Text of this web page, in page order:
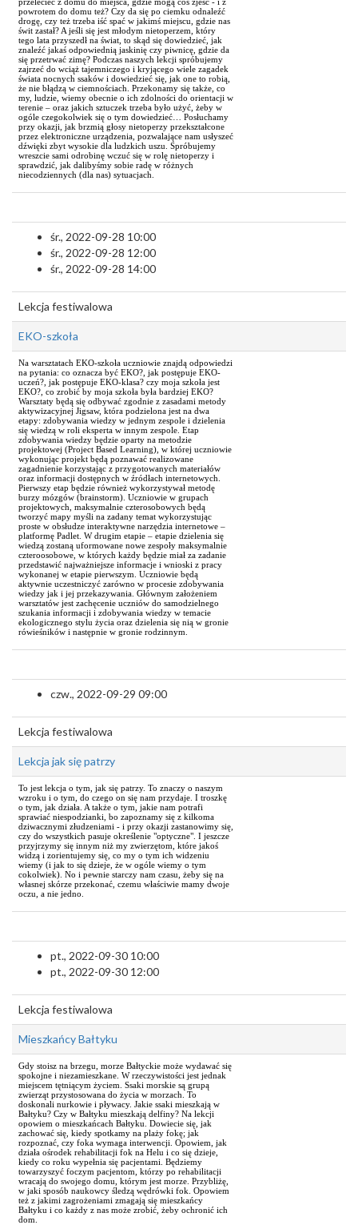
powrotem do domu też? Czy da się po ciemku odnaleźć
drogę, czy też trzeba iść spać w jakimś miejscu, gdzie nas
świt zastał? A jeśli się jest młodym nietoperzem, który
tego lata przyszedł na świat, to skąd się dowiedzieć, jak
znaleźć jakaś odpowiednią jaskinię czy piwnicę, gdzie da
się przetrwać zimę? Podczas naszych lekcji spróbujemy
zajrzeć do wciąż tajemniczego i kryjącego wiele zagadek
świata nocnych ssaków i dowiedzieć się, jak one to robią,
że nie błądzą w ciemnościach. Przekonamy się także, co
my, ludzie, wiemy obecnie o ich zdolności do orientacji w
terenie – oraz jakich sztuczek trzeba było użyć, żeby w
ogóle czegokolwiek się o tym dowiedzieć… Posłuchamy
przy okazji, jak brzmią głosy nietoperzy przekształcone
przez elektroniczne urządzenia, pozwalające nam usłyszeć
dźwięki zbyt wysokie dla ludzkich uszu. Spróbujemy
wreszcie sami odrobinę wczuć się w rolę nietoperzy i
sprawdzić, jak dalibyśmy sobie radę w różnych
niecodziennych (dla nas) sytuacjach.
śr., 2022-09-28 10:00
śr., 2022-09-28 12:00
śr., 2022-09-28 14:00
Lekcja festiwalowa
EKO-szkoła
Na warsztatach EKO-szkoła uczniowie znajdą odpowiedzi
na pytania: co oznacza być EKO?, jak postępuje EKO-
uczeń?, jak postępuje EKO-klasa? czy moja szkoła jest
EKO?, co zrobić by moja szkoła była bardziej EKO?
Warsztaty będą się odbywać zgodnie z zasadami metody
aktywizacyjnej Jigsaw, która podzielona jest na dwa
etapy: zdobywania wiedzy w jednym zespole i dzielenia
się wiedzą w roli eksperta w innym zespole. Etap
zdobywania wiedzy będzie oparty na metodzie
projektowej (Project Based Learning), w której uczniowie
wykonując projekt będą poznawać realizowane
zagadnienie korzystając z przygotowanych materiałów
oraz informacji dostępnych w źródłach internetowych.
Pierwszy etap będzie również wykorzystywał metodę
burzy mózgów (brainstorm). Uczniowie w grupach
projektowych, maksymalnie czterosobowych będą
tworzyć mapy myśli na zadany temat wykorzystując
proste w obsłudze interaktywne narzędzia internetowe –
platformę Padlet. W drugim etapie – etapie dzielenia się
wiedzą zostaną uformowane nowe zespoły maksymalnie
czteroosobowe, w których każdy będzie miał za zadanie
przedstawić najważniejsze informacje i wnioski z pracy
wykonanej w etapie pierwszym. Uczniowie będą
aktywnie uczestniczyć zarówno w procesie zdobywania
wiedzy jak i jej przekazywania. Głównym założeniem
warsztatów jest zachęcenie uczniów do samodzielnego
szukania informacji i zdobywania wiedzy w temacie
ekologicznego stylu życia oraz dzielenia się nią w gronie
rówieśników i następnie w gronie rodzinnym.
czw., 2022-09-29 09:00
Lekcja festiwalowa
Lekcja jak się patrzy
To jest lekcja o tym, jak się patrzy. To znaczy o naszym
wzroku i o tym, do czego on się nam przydaje. I troszkę
o tym, jak działa. A także o tym, jakie nam potrafi
sprawiać niespodzianki, bo zapoznamy się z kilkoma
dziwacznymi złudzeniami - i przy okazji zastanowimy się,
czy do wszystkich pasuje określenie "optyczne". I jeszcze
przyjrzymy się innym niż my zwierzętom, które jakoś
widzą i zorientujemy się, co my o tym ich widzeniu
wiemy (i jak to się dzieje, że w ogóle wiemy o tym
cokolwiek). No i pewnie starczy nam czasu, żeby się na
własnej skórze przekonać, czemu właściwie mamy dwoje
oczu, a nie jedno.
pt., 2022-09-30 10:00
pt., 2022-09-30 12:00
Lekcja festiwalowa
Mieszkańcy Bałtyku
Gdy stoisz na brzegu, morze Bałtyckie może wydawać się
spokojne i niezamieszkane. W rzeczywistości jest jednak
miejscem tętniącym życiem. Ssaki morskie są grupą
zwierząt przystosowana do życia w morzach. To
doskonali nurkowie i pływacy. Jakie ssaki mieszkają w
Bałtyku? Czy w Bałtyku mieszkają delfiny? Na lekcji
opowiem o mieszkańcach Bałtyku. Dowiecie się, jak
zachować się, kiedy spotkamy na plaży fokę; jak
rozpoznać, czy foka wymaga interwencji. Opowiem, jak
działa ośrodek rehabilitacji fok na Helu i co się dzieje,
kiedy co roku wypełnia się pacjentami. Będziemy
towarzyszyć foczym pacjentom, którzy po rehabilitacji
wracają do swojego domu, którym jest morze. Przybliżę,
w jaki sposób naukowcy śledzą wędrówki fok. Opowiem
też z jakimi zagrożeniami zmagają się mieszkańcy
Bałtyku i co każdy z nas może zrobić, żeby ochronić ich
dom.